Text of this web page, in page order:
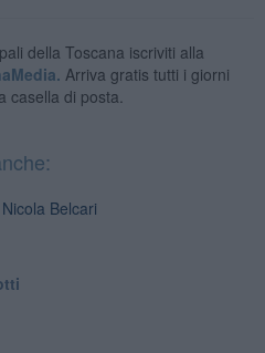
della Toscana iscriviti alla
Arriva gratis tutti i giorni
casella di posta.
Belcari